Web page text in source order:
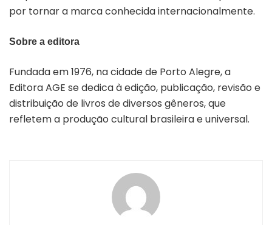
por tornar a marca conhecida internacionalmente.
Sobre a editora
Fundada em 1976, na cidade de Porto Alegre, a
Editora AGE se dedica à edição, publicação, revisão e
distribuição de livros de diversos gêneros, que
refletem a produção cultural brasileira e universal.